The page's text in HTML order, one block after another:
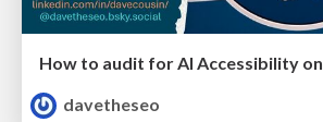
davetheseo